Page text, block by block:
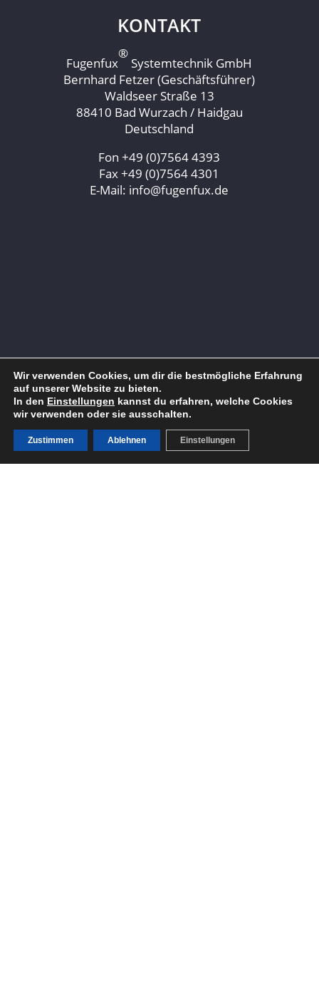
KONTAKT
Fugenfux
®
Systemtechnik GmbH
Bernhard Fetzer (Geschäftsführer)
Waldseer Straße 13
88410 Bad Wurzach / Haidgau
Deutschland
Fon +49 (0)7564 4393
Fax +49 (0)7564 4301
E-Mail: info@fugenfux.de
NEWSLETTER
Wir verwenden Cookies, um dir die bestmögliche Erfahrung
auf unserer Website zu bieten.
In den Einstellungen kannst du erfahren, welche Cookies
wir verwenden oder sie ausschalten.
Zustimmen Ablehnen Einstellungen